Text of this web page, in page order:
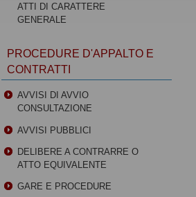
ATTI DI CARATTERE
GENERALE
PROCEDURE D'APPALTO E
CONTRATTI
AVVISI DI AVVIO
CONSULTAZIONE
AVVISI PUBBLICI
DELIBERE A CONTRARRE O
ATTO EQUIVALENTE
GARE E PROCEDURE